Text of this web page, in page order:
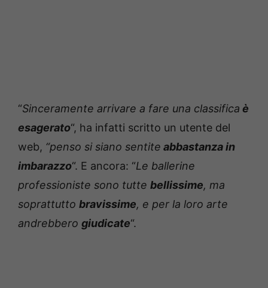
“Sinceramente arrivare a fare una classifica è
esagerato“, ha infatti scritto un utente del
web, “penso si siano sentite abbastanza in
imbarazzo“. E ancora: “Le ballerine
professioniste sono tutte bellissime, ma
soprattutto bravissime, e per la loro arte
andrebbero giudicate“.